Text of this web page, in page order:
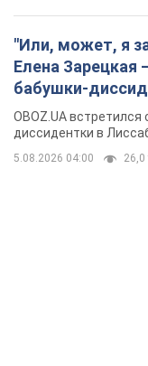
"Или, может, я
Елена Зарецкая
бабушки-
Горской,
бегстве в
детьми
OBOZ.UA
диссидентки в
5.08.2026 04:00 26,0